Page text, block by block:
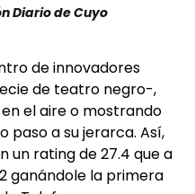
Diario de Cuyo
de innovadores
de teatro negro-,
el aire o mostrando
paso a su jerarca. Así,
un rating de 27.4 que a
ganándole la primera